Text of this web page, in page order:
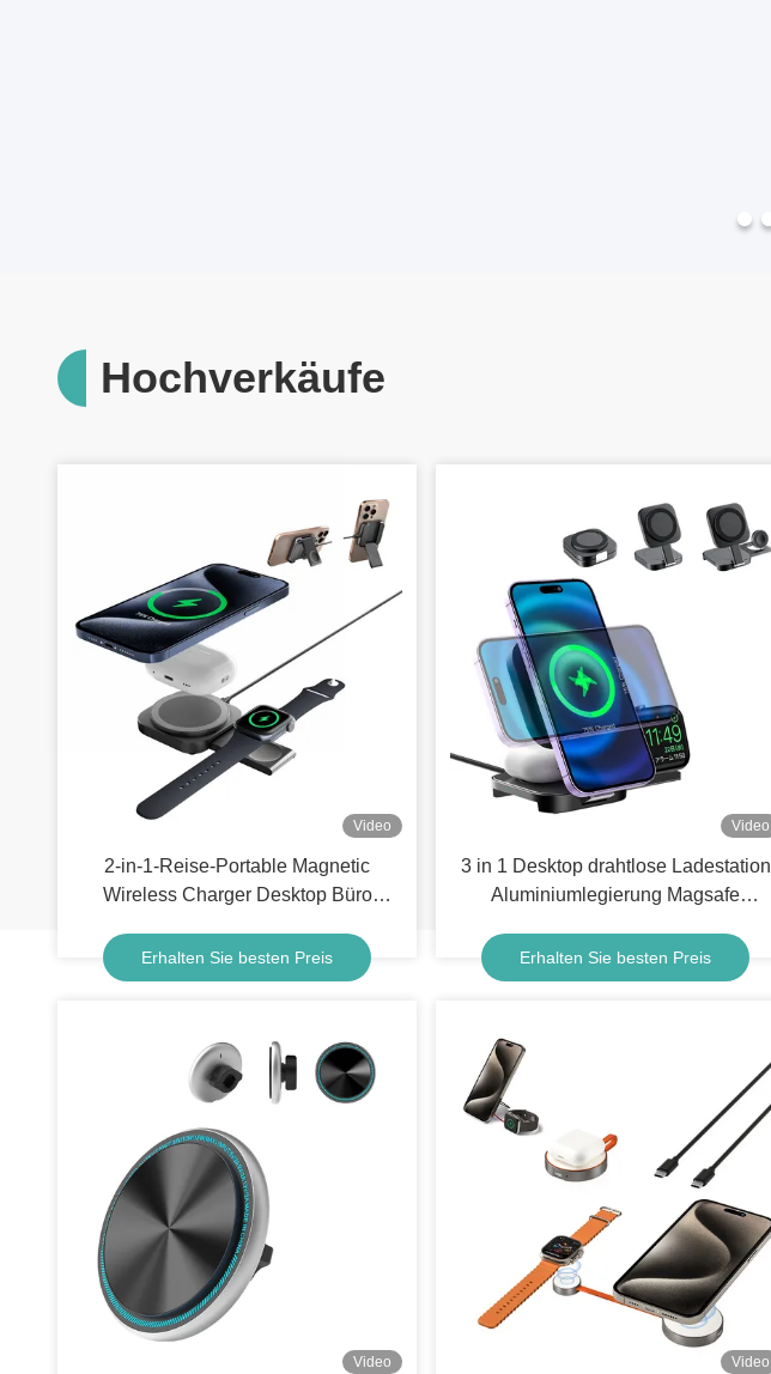
Hochverkäufe
Video
2-in-1-Reise-Portable Magnetic
Wireless Charger Desktop Büro
Mobiltelefon für Uhr für Kopfhörer
Schnellladung
Erhalten Sie besten Preis
Video
3 in 1 Desktop drahtlose Ladestation
Aluminiumlegierung Magsafe
Erhalten Sie besten Preis
Video Video